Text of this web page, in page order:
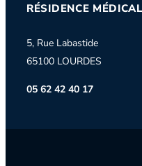
RÉSIDENCE
5, Rue Labastide
65100 LOURDES
05 62 42 40 17